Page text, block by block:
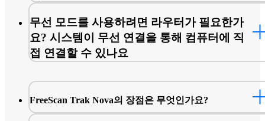
무선 모드를 사용하려면 라우터가 필요한가
요? 시스템이 무선 연결을 통해 컴퓨터에 직
접 연결할 수 있나요
FreeScan Trak Nova의 장점은 무엇인가요?